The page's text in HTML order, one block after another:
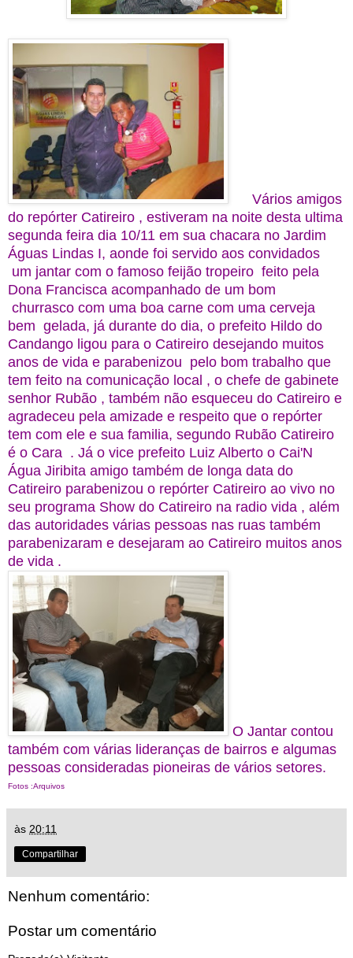
Vários amigos
do repórter Catireiro , estiveram na noite desta ultima
segunda feira dia 10/11 em sua chacara no Jardim
Águas Lindas I, aonde foi servido aos convidados
um jantar com o famoso feijão tropeiro feito pela
Dona Francisca acompanhado de um bom
churrasco com uma boa carne com uma cerveja
bem gelada, já durante do dia, o prefeito Hildo do
Candango ligou para o Catireiro desejando muitos
anos de vida e parabenizou pelo bom trabalho que
tem feito na comunicação local , o chefe de gabinete
senhor Rubão , também não esqueceu do Catireiro e
agradeceu pela amizade e respeito que o repórter
tem com ele e sua familia, segundo Rubão Catireiro
é o Cara . Já o vice prefeito Luiz Alberto o Cai'N
Água Jiribita amigo também de longa data do
Catireiro parabenizou o repórter Catireiro ao vivo no
seu programa Show do Catireiro na radio vida , além
das autoridades várias pessoas nas ruas também
parabenizaram e desejaram ao Catireiro muitos anos
de vida .
O Jantar contou
também com várias lideranças de bairros e algumas
pessoas consideradas pioneiras de vários setores.
Fotos :Arquivos
às 20:11
Compartilhar
Nenhum comentário:
Postar um comentário